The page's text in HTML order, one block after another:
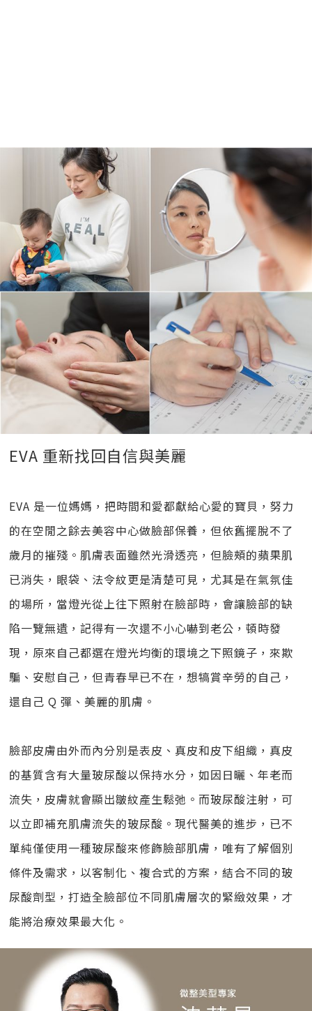
EVA 重新找回自信與美麗
EVA 是一位媽媽，把時間和愛都獻給心愛的寶貝，努力
的在空閒之餘去美容中心做臉部保養，但依舊擺脫不了
歲月的摧殘。肌膚表面雖然光滑透亮，但臉頰的蘋果肌
已消失，眼袋、法令紋更是清楚可見，尤其是在氣氛佳
的場所，當燈光從上往下照射在臉部時，會讓臉部的缺
陷一覽無遺，記得有一次還不小心嚇到老公，頓時發
現，原來自己都選在燈光均衡的環境之下照鏡子，來欺
騙、安慰自己，但青春早已不在，想犒賞辛勞的自己，
還自己 Q 彈、美麗的肌膚。
臉部皮膚由外而內分別是表皮、真皮和皮下組織，真皮
的基質含有大量玻尿酸以保持水分，如因日曬、年老而
流失，皮膚就會顯出皺紋產生鬆弛。而玻尿酸注射，可
以立即補充肌膚流失的玻尿酸。現代醫美的進步，已不
單純僅使用一種玻尿酸來修飾臉部肌膚，唯有了解個別
條件及需求，以客制化、複合式的方案，結合不同的玻
尿酸劑型，打造全臉部位不同肌膚層次的緊緻效果，才
能將治療效果最大化。